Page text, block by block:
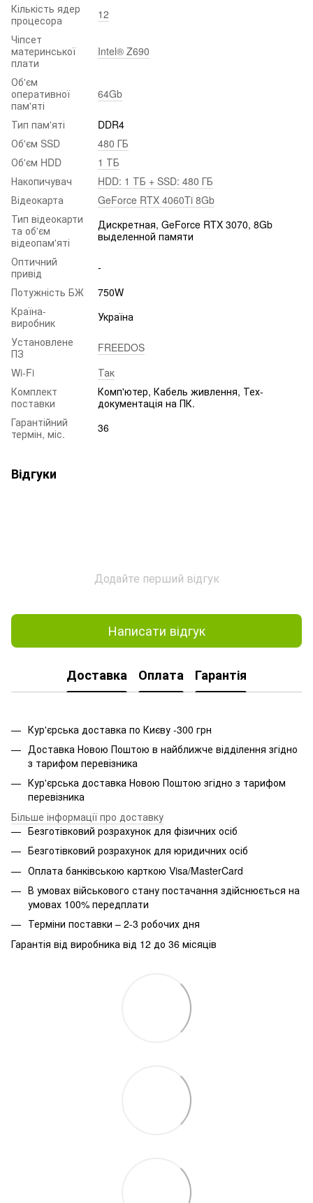
Кількість ядер
процесора
12
Чіпсет
материнської
плати
Intel® Z690
Об'єм
оперативної
пам'яті
64Gb
Тип пам'яті
DDR4
Об'єм SSD
480 ГБ
Об'єм HDD
1 ТБ
Накопичувач
HDD: 1 ТБ + SSD: 480 ГБ
Відеокарта
GeForce RTX 4060Ti 8Gb
Тип відеокарти
та об'єм
відеопам'яті
Дискретная, GeForce RTX 3070, 8Gb
выделенной памяти
Оптичний
привід
-
Потужність БЖ
750W
Країна-
виробник
Україна
Установлене
ПЗ
FREEDOS
Wi-Fi
Так
Комплект
поставки
Комп'ютер, Кабель живлення, Тех-
документація на ПК.
Гарантійний
термін, міс.
36
Відгуки
Додайте перший відгук
Написати відгук
Доставка Оплата Гарантія
Кур'єрська доставка по Києву -300 грн
Доставка Новою Поштою в найближче відділення згідно
з тарифом перевізника
Кур'єрська доставка Новою Поштою згідно з тарифом
перевізника
Більше інформації про доставку
Безготівковий розрахунок для фізичних осіб
Безготівковий розрахунок для юридичних осіб
Оплата банківською карткою Visa/MasterCard
В умовах військового стану постачання здійснюється на
умовах 100% передплати
Терміни поставки – 2-3 робочих дня
Гарантія від виробника від 12 до 36 місяців